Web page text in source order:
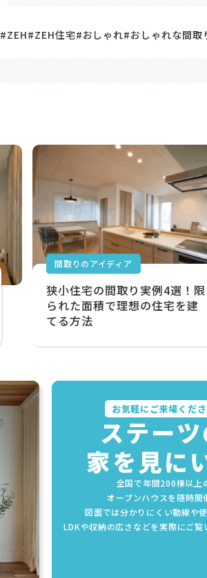
#ZEH#ZEH住宅#おしゃれ#おしゃれな間取
間取りのアイディア
狭小住宅の間取り実例4選！限
られた面積で理想の住宅を建
てる方法
お気軽にご来場くだ
ステーツ
家を見に
全国で年間200棟以上
オープンハウスを随時開
図面では分かりにくい動線や使
LDKや収納の広さなどを実際にご覧